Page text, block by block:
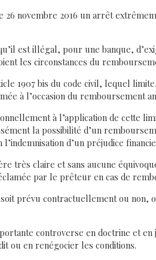
26 novembre 2016 un arrêt
est illégal, pour une banque,
les circonstances du
1907 bis du code civil, lequel
à l’occasion du remboursement
à l’application de cette
la possibilité d’un
d’un préjudice
très claire et sans aucune
par le prêteur en cas de
prévu contractuellement ou
controverse en doctrine et
ou en renégocier les conditions.